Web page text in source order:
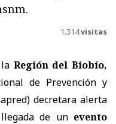
1.314visitas
Región del Biobío,
de Prevención y
decretara alerta
de un evento